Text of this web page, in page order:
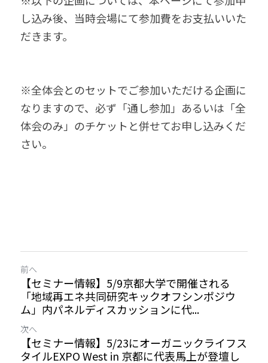
し込み後、当時会場にて参加費をお支払いいた
だきます。
※全体会とのセットでご参加いただける企画に
なりますので、必ず「通し参加」あるいは「全
体会のみ」のチケットと併せてお申し込みくだ
さい。
前へ
【セミナー情報】5/9京都大学で開催される
「地域再エネ共同研究キックオフシンポジウ
ム」内パネルディスカッションに代...
次へ
【セミナー情報】5/23にオーガニックライフス
タイルEXPO West in 京都に代表馬上が登壇し